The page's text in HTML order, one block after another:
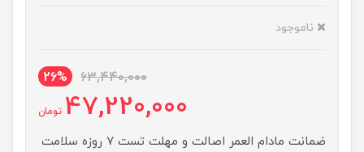
ناموجود
63,440,000
26%
47,220,000 تومان
ضمانت مادام العمر اصالت و مهلت تست ۷ روزه سلامت